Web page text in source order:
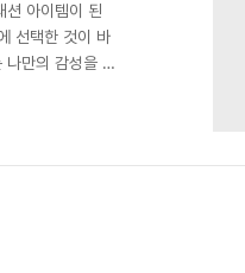
션 아이템이 된
선택한 것이 바
만의 감성을 담
달항아리가 휴
감이 ..